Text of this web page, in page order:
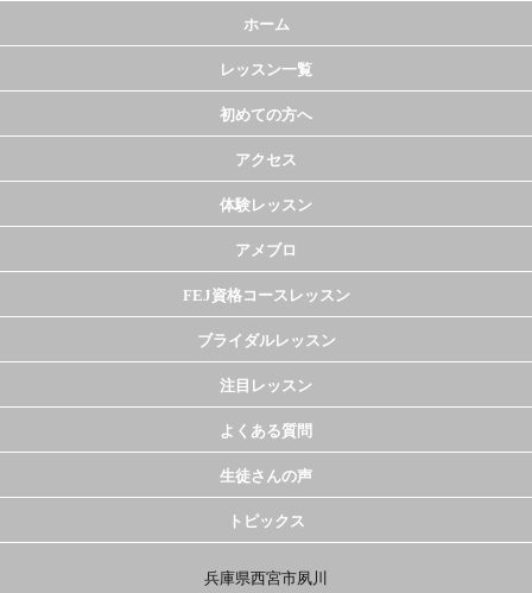
ホーム
レッスン一覧
初めての方へ
アクセス
体験レッスン
アメブロ
FEJ資格コースレッスン
ブライダルレッスン
注目レッスン
よくある質問
生徒さんの声
トピックス
兵庫県西宮市夙川